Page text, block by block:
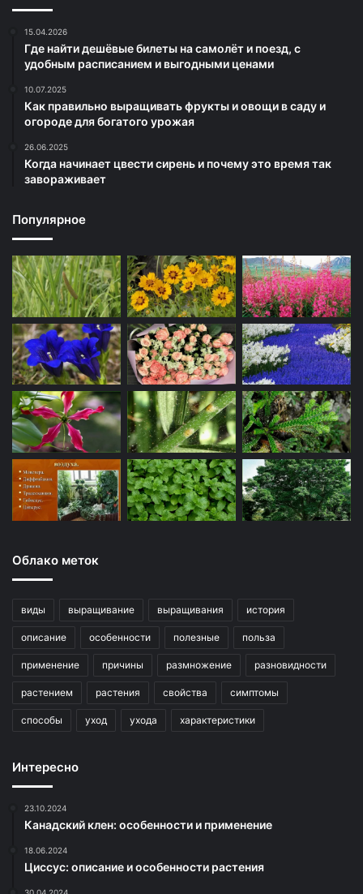
15.04.2026
Где найти дешёвые билеты на самолёт и поезд, с
удобным расписанием и выгодными ценами
10.07.2025
Как правильно выращивать фрукты и овощи в саду и
огороде для богатого урожая
26.06.2025
Когда начинает цвести сирень и почему это время так
завораживает
Популярное
Облако меток
виды выращивание выращивания история
описание особенности полезные польза
применение причины размножение разновидности
растением растения свойства симптомы
способы уход ухода характеристики
Интересно
23.10.2024
Канадский клен: особенности и применение
18.06.2024
Циссус: описание и особенности растения
30.04.2024